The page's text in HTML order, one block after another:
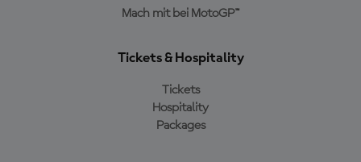
Mach mit bei MotoGP™
Tickets & Hospitality
Tickets
Hospitality
Packages